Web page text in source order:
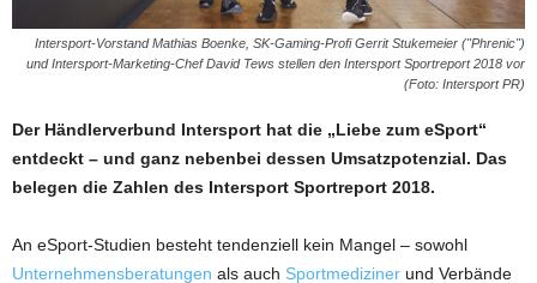
Intersport-Vorstand Mathias Boenke, SK-Gaming-Profi Gerrit Stukemeier ("Phrenic")
und Intersport-Marketing-Chef David Tews stellen den Intersport Sportreport 2018 vor
(Foto: Intersport PR)
Der Händlerverbund Intersport hat die „Liebe zum eSport“
entdeckt – und ganz nebenbei dessen Umsatzpotenzial. Das
belegen die Zahlen des Intersport Sportreport 2018.
An eSport-Studien besteht tendenziell kein Mangel – sowohl
Unternehmensberatungen als auch Sportmediziner und Verbände